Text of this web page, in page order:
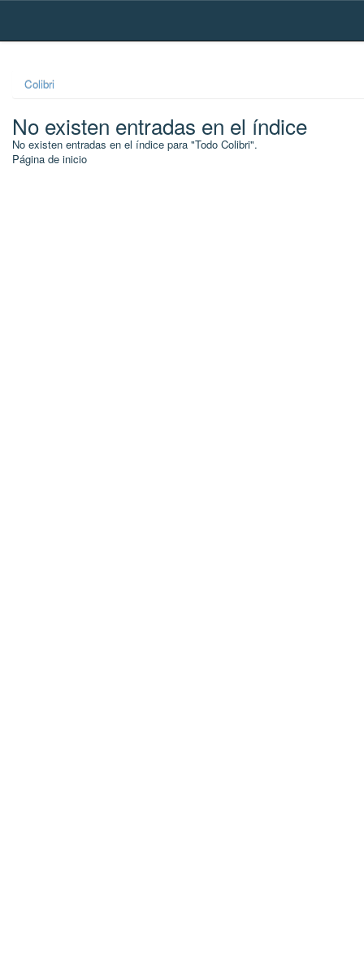
Skip
Colibri
No existen entradas en el índice
No existen entradas en el índice para "Todo Colibri".
Página de inicio